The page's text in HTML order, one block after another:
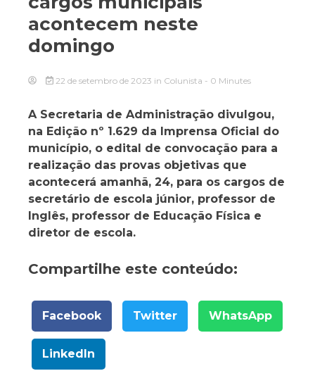
acontecem neste
domingo
22 de setembro de 2023 in Colunista - 0 Minutes
A Secretaria de Administração divulgou,
na Edição nº 1.629 da Imprensa Oficial do
município, o edital de convocação para a
realização das provas objetivas que
acontecerá amanhã, 24, para os cargos de
secretário de escola júnior, professor de
Inglês, professor de Educação Física e
diretor de escola.
Compartilhe este conteúdo:
Facebook Twitter WhatsApp
LinkedIn